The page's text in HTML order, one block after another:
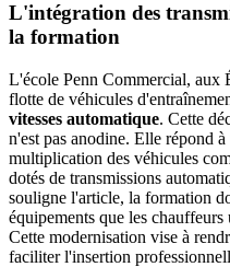
L'intégration des
la formation
L'école Penn Commercial, aux
flotte de véhicules
vitesses automatique. Cette
n'est pas anodine. Elle répond
multiplication des véhicules
dotés de transmissions
souligne l'article, la formation
équipements que les
Cette modernisation vise à
faciliter l'insertion